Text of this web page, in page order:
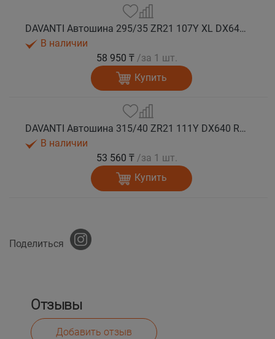
DAVANTI Автошина 295/35 ZR21 107Y XL DX640 RPR лето
В наличии
58 950 ₸ /за 1 шт.
Купить
DAVANTI Автошина 315/40 ZR21 111Y DX640 RPR лето
В наличии
53 560 ₸ /за 1 шт.
Купить
Поделиться
Отзывы
Добавить отзыв